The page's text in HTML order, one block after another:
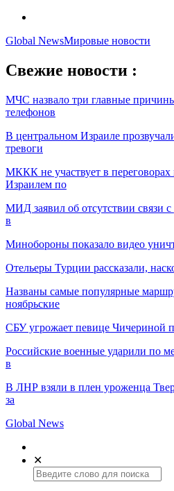
Global NewsМировые новости
Свежие новости :
МЧС назвало три главные
телефонов
В центральном Израиле
тревоги
МККК не участвует в
Израилем по
МИД заявил об отсутствии связи
в
Минобороны показало видео
Отельеры Турции рассказали,
Названы самые популярные
ноябрьские
СБУ угрожает певице Чичериной
Российские военные ударили по
в
В ЛНР взяли в плен уроженца
за
Global News
✕